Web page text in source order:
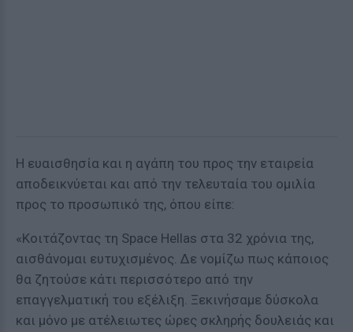
Η ευαισθησία και η αγάπη του προς την εταιρεία
αποδεικνύεται και από την τελευταία του ομιλία
προς το προσωπικό της, όπου είπε:
«Κοιτάζοντας τη Space Hellas στα 32 χρόνια της,
αισθάνομαι ευτυχισμένος. Δε νομίζω πως κάποιος
θα ζητούσε κάτι περισσότερο από την
επαγγελματική του εξέλιξη. Ξεκινήσαμε δύσκολα
και μόνο με ατέλειωτες ώρες σκληρής δουλειάς και